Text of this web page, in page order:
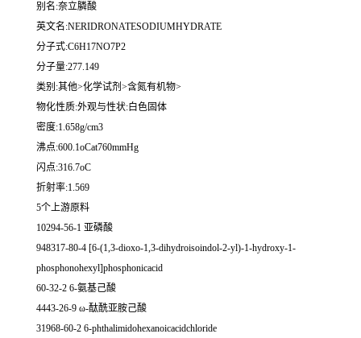
别名:奈立膦酸
英文名:NERIDRONATESODIUMHYDRATE
分子式:C6H17NO7P2
分子量:277.149
类别:其他>化学试剂>含氮有机物>
物化性质:外观与性状:白色固体
密度:1.658g/cm3
沸点:600.1oCat760mmHg
闪点:316.7oC
折射率:1.569
5个上游原料
10294-56-1 亚磷酸
948317-80-4 [6-(1,3-dioxo-1,3-dihydroisoindol-2-yl)-1-hydroxy-1-
phosphonohexyl]phosphonicacid
60-32-2 6-氨基己酸
4443-26-9 ω-酞酰亚胺己酸
31968-60-2 6-phthalimidohexanoicacidchloride